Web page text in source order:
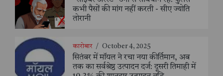
कभी पैसों की मांग नहीं करती - सीए ज्योति
तोरानी
कारोबार / October 4, 2025
सितंबर में मॉयल ने रचा नया कीर्तिमान, अब
तक का सर्वश्रेष्ठ उत्पादन दर्ज: दूसरी तिमाही में